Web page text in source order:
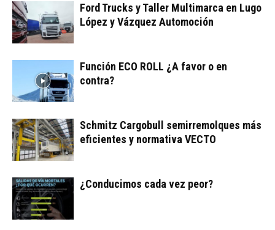
Ford Trucks y Taller Multimarca en Lugo
López y Vázquez Automoción
Función ECO ROLL ¿A favor o en
contra?
Schmitz Cargobull semirremolques más
eficientes y normativa VECTO
¿Conducimos cada vez peor?